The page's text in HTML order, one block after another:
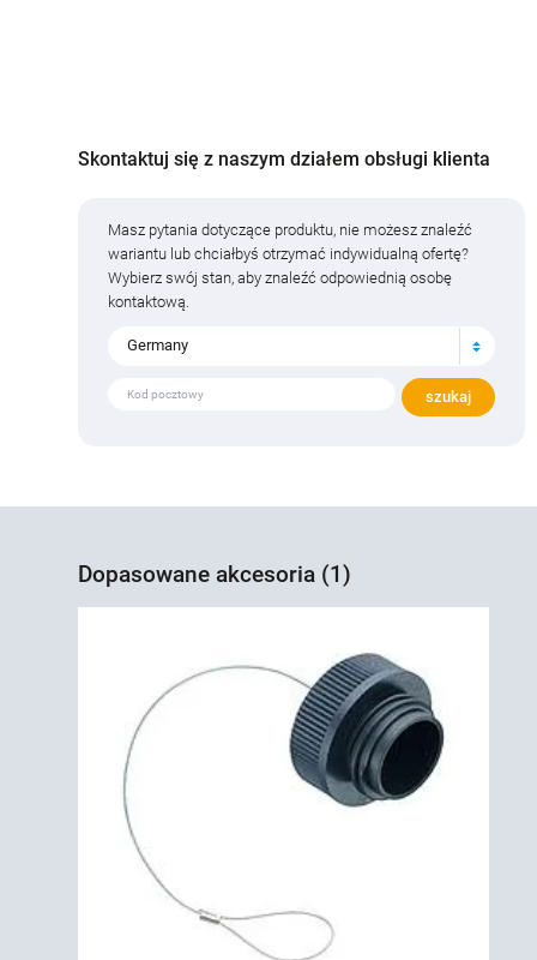
Skontaktuj się z naszym działem obsługi klienta
Masz pytania dotyczące produktu, nie możesz znaleźć
wariantu lub chciałbyś otrzymać indywidualną ofertę?
Wybierz swój stan, aby znaleźć odpowiednią osobę
kontaktową.
Germany
Dopasowane akcesoria (1)